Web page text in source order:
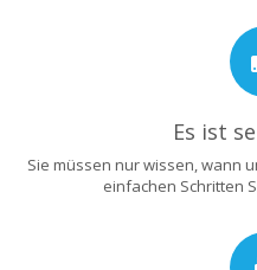
Es ist
Sie müssen nur wissen, wann
einfachen Schritten